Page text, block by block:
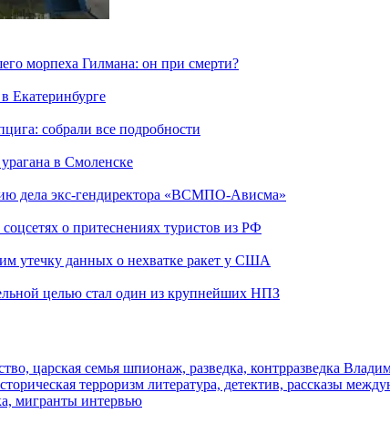
морпеха Гилмана: он при смерти?
Екатеринбурге
собрали все подробности
в Смоленске
дела экс-гендиректора «ВСМПО-Ависма»
о притеснениях туристов из РФ
утечку данных о нехватке ракет у США
целью стал один из крупнейших НПЗ
царская семья шпионаж, разведка, контрразведка
терроризм литература, детектив, рассказы
мигранты интервью